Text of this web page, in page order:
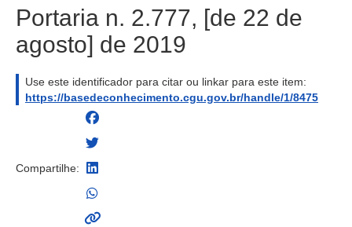
Portaria n. 2.777, [de 22 de
agosto] de 2019
Use este identificador para citar ou linkar para este item:
https://basedeconhecimento.cgu.gov.br/handle/1/8475
Compartilhe: